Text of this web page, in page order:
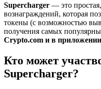
Supercharger — это
вознаграждений, которая
токены (с возможностью
получения самых
Crypto.com и в
Кто может
Supercharger?